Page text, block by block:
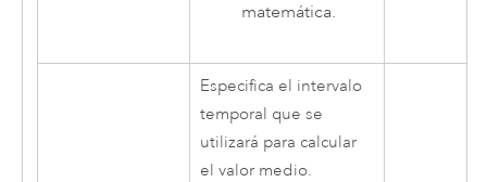
matemática.
Especifica el intervalo
temporal que se
utilizará para calcular
el valor medio.